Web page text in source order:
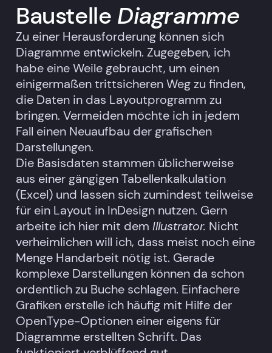
Baustelle Diagramme
Zu einer Herausforderung können sich
Diagramme entwickeln. Zugegeben, ich
habe eine Weile gebraucht, um einen
einigermaßen trittsicheren Weg zu finden,
die Daten in das Layoutprogramm zu
bringen. Vermeiden möchte ich in jedem
Fall einen Neuaufbau der grafischen
Darstellungen.
Die Basisdaten stammen üblicherweise
aus einer gängigen Tabellenkalkulation
(Excel) und lassen sich zumindest teilweise
für ein Layout in InDesign nutzen. Gern
arbeite ich hier mit demIllustrator. Nicht
verheimlichen will ich, dass meist noch eine
Menge Handarbeit nötig ist. Gerade
komplexe Darstellungen können da schon
ordentlich zu Buche schlagen. Einfachere
Grafiken erstelle ich häufig mit Hilfe der
OpenType-Optionen einer eigens für
Diagramme erstellten Schrift. Das